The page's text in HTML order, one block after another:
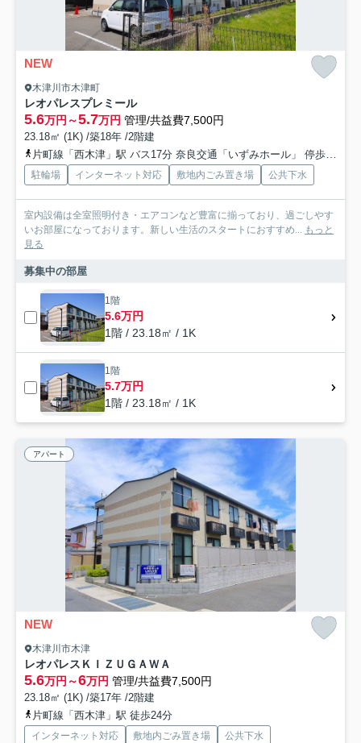
NEW
木津川市木津町
レオパレスプレミール
5.6万円～5.7万円 管理/共益費7,500円
23.18㎡ (1K) /築18年 /2階建
片町線「西木津」駅 バス17分 奈良交通「いずみホール」 停歩2分
駐輪場 インターネット対応 敷地内ごみ置き場 公共下水
室内設備は全室照明付き・エアコンなど豊富に揃っており、過ごしやす
いお部屋になっております。新しい生活のスタートにおすすめ... もっと
見る
募集中の部屋
1階
5.6万円
1階 / 23.18㎡ / 1K
1階
5.7万円
1階 / 23.18㎡ / 1K
アパート
NEW
木津川市木津
レオパレスＫＩＺＵＧＡＷＡ
5.6万円～6万円 管理/共益費7,500円
23.18㎡ (1K) /築17年 /2階建
片町線「西木津」駅 徒歩24分
インターネット対応 敷地内ごみ置き場 公共下水